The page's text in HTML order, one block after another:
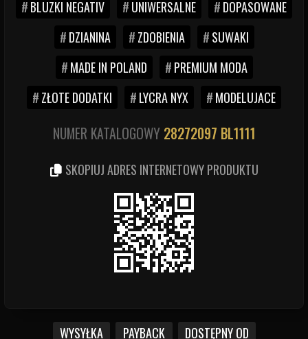
WYSYŁKA
PAYBACK
DOSTĘPNY OD
BLUZKI NEGATIV
UNIWERSALNE
DOPASOWANE
DZIANINA
ZDOBIENIA
SUWAKI
MADE IN POLAND
PREMIUM MODA
ZŁOTE DODATKI
LYCRA NYX MODELUJACE
NUMER KATALOGOWY 28272097 BL1111
SKOPIUJ ADRES INTERNETOWY PRODUKTU